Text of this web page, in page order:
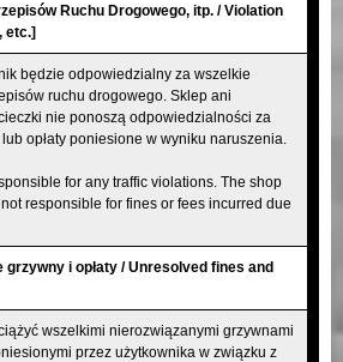
Ruchu Drogowego, itp. / Violation
etc.]
będzie odpowiedzialny za wszelkie
ruchu drogowego. Sklep ani
nie ponoszą odpowiedzialności za
opłaty poniesione w wyniku naruszenia.
for any traffic violations. The shop
responsible for fines or fees incurred due
grzywny i opłaty / Unresolved fines and
wszelkimi nierozwiązanymi grzywnami
przez użytkownika w związku z